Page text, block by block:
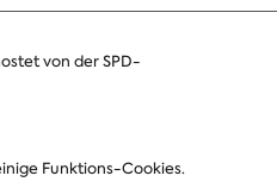
Presse
Fotos
von der SPD-
Funktions-Cookies.